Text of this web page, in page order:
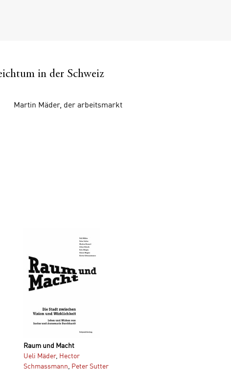
in der Schweiz
Martin Mäder, der arbeitsmarkt
Raum und Macht
Ueli Mäder, Hector
Schmassmann Peter Sutter